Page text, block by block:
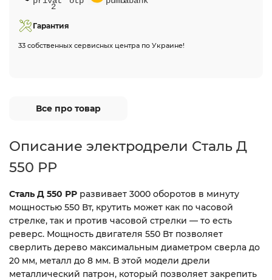
Гарантия
33 собственных сервисных центра по Украине!
Все про товар
Описание электродрели Сталь Д
550 РР
Сталь Д 550 РР развивает 3000 оборотов в минуту
мощностью 550 Вт, крутить может как по часовой
стрелке, так и против часовой стрелки — то есть
реверс. Мощность двигателя 550 Вт позволяет
сверлить дерево максимальным диаметром сверла до
20 мм, металл до 8 мм. В этой модели дрели
металлический патрон, который позволяет закрепить